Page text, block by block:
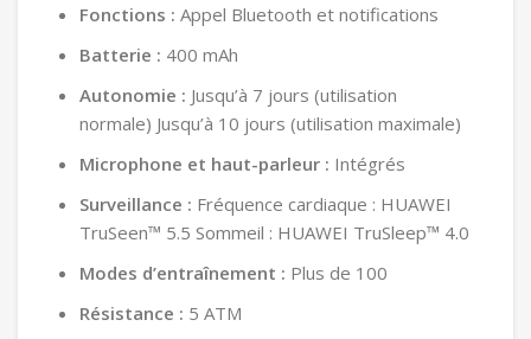
Fonctions : Appel Bluetooth et notifications
Batterie : 400 mAh
Autonomie : Jusqu’à 7 jours (utilisation
normale) Jusqu’à 10 jours (utilisation maximale)
Microphone et haut-parleur : Intégrés
Surveillance : Fréquence cardiaque : HUAWEI
TruSeen™ 5.5 Sommeil : HUAWEI TruSleep™ 4.0
Modes d’entraînement : Plus de 100
Résistance : 5 ATM